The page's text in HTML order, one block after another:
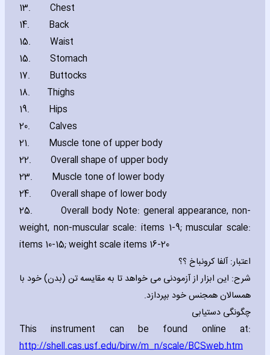
13. Chest
14. Back
15. Waist
15. Stomach
17. Buttocks
18.
Thighs
19. Hips
20. Calves
21. Muscle tone of upper body
22.
Overall shape of upper body
23. Muscle tone of lower body
24. Overall shape of lower body
25. Overall body Note: general appearance‚ non-
weight‚ non-muscular scale: items 1-9; muscular scale:
items 10-15; weight scale items 16-20
اعتبار: آلفا کرونباخ ؟؟
شرح: این ابزار از آزمودنی می خواهد تا به مقایسه تن (بدن) خود با
همسالان همجنس خود بپردازد.
چگونگی دستیابی
This instrument can be found online at:
http://shell.cas.usf.edu/birw/m_n/scale/BCSweb.htm